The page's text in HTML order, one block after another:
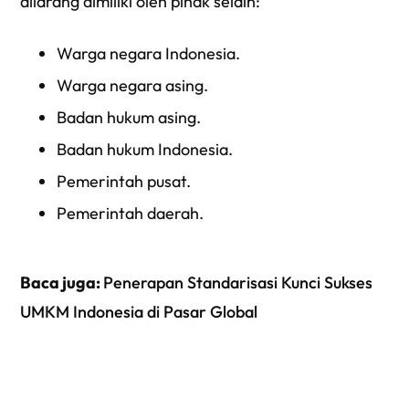
Warga negara Indonesia.
Warga negara asing.
Badan hukum asing.
Badan hukum Indonesia.
Pemerintah pusat.
Pemerintah daerah.
Baca juga:Penerapan Standarisasi Kunci Sukses
UMKM Indonesia di Pasar Global